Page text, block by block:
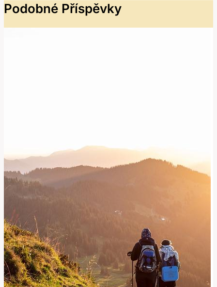
Podobné Příspěvky